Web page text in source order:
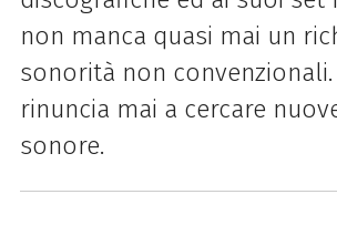
non manca quasi mai un
sonorità non
rinuncia mai a cercare
sonore.